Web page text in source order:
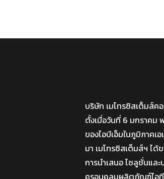
บริษัท เมโทรซิสเต็มส์ค
ตั้งเมื่อวันที่ 6 มกราคม
ของไอบีเอ็มในภูมิภาคเ
มา เมโทรซิสเต็มส์ฯ ไ
การนำเสนอ โซลูชั่นแล
ครอบคลุมผลิตภัณฑ์ไอที